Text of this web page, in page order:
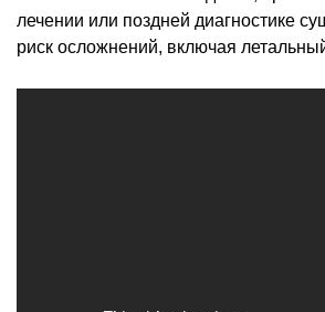
лечении или поздней диагностике
риск осложнений, включая